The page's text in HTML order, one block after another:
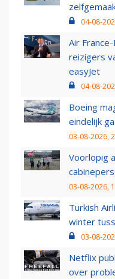
04-08-
Air
reizigers
easyJet
04-08-
Boeing
eindelijk
03-08-2026,
Voorlopig
03-08-2026,
Turkish
winter
03-08-
Netflix
over